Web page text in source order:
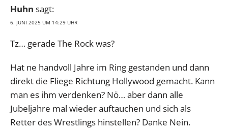
Huhn sagt:
6. JUNI 2025 UM 14:29 UHR
Tz… gerade The Rock was?
Hat ne handvoll Jahre im Ring gestanden und dann
direkt die Fliege Richtung Hollywood gemacht. Kann
man es ihm verdenken? Nö… aber dann alle
Jubeljahre mal wieder auftauchen und sich als
Retter des Wrestlings hinstellen? Danke Nein.